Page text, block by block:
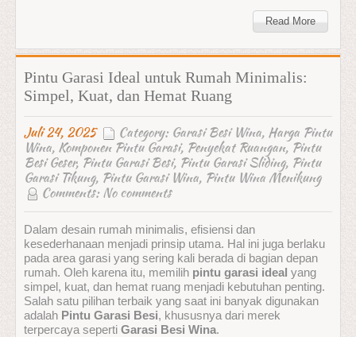
Read More
Pintu Garasi Ideal untuk Rumah Minimalis:
Simpel, Kuat, dan Hemat Ruang
Juli 24, 2025 Category: Garasi Besi Wina, Harga Pintu
Wina, Komponen Pintu Garasi, Penyekat Ruangan, Pintu
Besi Geser, Pintu Garasi Besi, Pintu Garasi Sliding, Pintu
Garasi Tikung, Pintu Garasi Wina, Pintu Wina Menikung
Comments: No comments
Dalam desain rumah minimalis, efisiensi dan
kesederhanaan menjadi prinsip utama. Hal ini juga berlaku
pada area garasi yang sering kali berada di bagian depan
rumah. Oleh karena itu, memilih pintu garasi ideal yang
simpel, kuat, dan hemat ruang menjadi kebutuhan penting.
Salah satu pilihan terbaik yang saat ini banyak digunakan
adalah Pintu Garasi Besi, khususnya dari merek
terpercaya seperti Garasi Besi Wina.